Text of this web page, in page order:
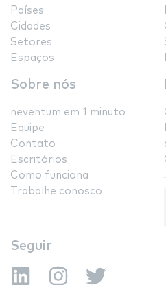
Países
Cidades
Setores
Espaços
Sobre nós
neventum em 1 minuto
Equipe
Contato
Escritórios
Como funciona
Trabalhe conosco
Seguir